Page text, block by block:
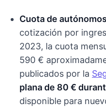
Cuota de autónomos
cotización por
2023, la cuota
590 €
publicados por la
plana de 80 €
disponible para